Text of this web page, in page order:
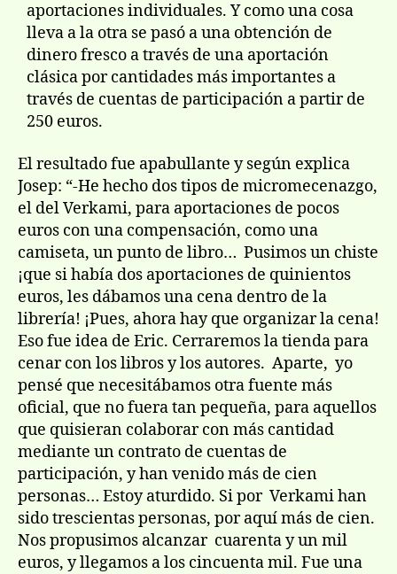
aportaciones individuales. Y como una cosa
lleva a la otra se pasó a una obtención de
dinero fresco a través de una aportación
clásica por cantidades más importantes a
través de cuentas de participación a partir de
250 euros.
El resultado fue apabullante y según explica
Josep: “-He hecho dos tipos de micromecenazgo,
el del Verkami, para aportaciones de pocos
euros con una compensación, como una
camiseta, un punto de libro… Pusimos un chiste
¡que si había dos aportaciones de quinientos
euros, les dábamos una cena dentro de la
librería! ¡Pues, ahora hay que organizar la cena!
Eso fue idea de Eric. Cerraremos la tienda para
cenar con los libros y los autores. Aparte, yo
pensé que necesitábamos otra fuente más
oficial, que no fuera tan pequeña, para aquellos
que quisieran colaborar con más cantidad
mediante un contrato de cuentas de
participación, y han venido más de cien
personas… Estoy aturdido. Si por Verkami han
sido trescientas personas, por aquí más de cien.
Nos propusimos alcanzar cuarenta y un mil
euros, y llegamos a los cincuenta mil. Fue una